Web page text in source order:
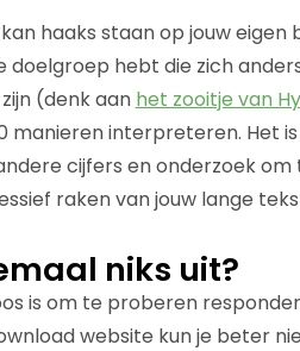
haaks staan op jouw eigen
doelgroep hebt die zich
(denk aan het zooitje van
manieren interpreteren. Het
cijfers en onderzoek om
raken van jouw lange
niks uit?
is om te proberen
website kun je beter